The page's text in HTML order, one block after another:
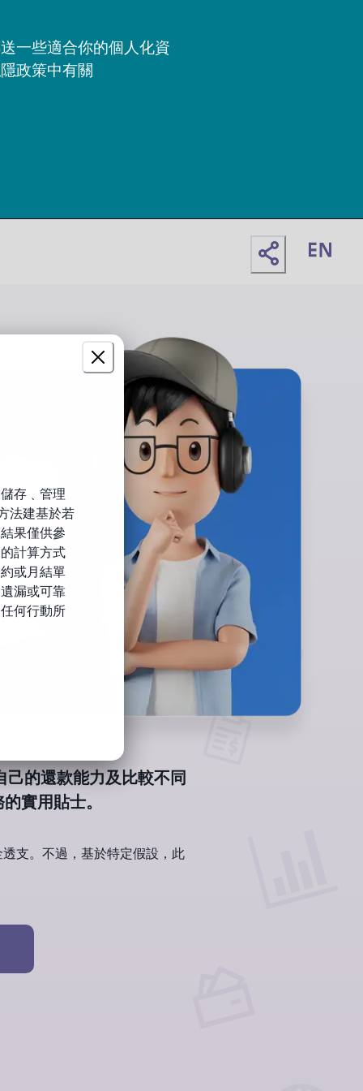
一些適合你的個人化資
政策中有關
的還款能力及比較不同
實用貼士。
支。不過，基於特定假設，此
存﹑管理
法建基於若
果僅供參
計算方式
或月結單
漏或可靠
何行動所